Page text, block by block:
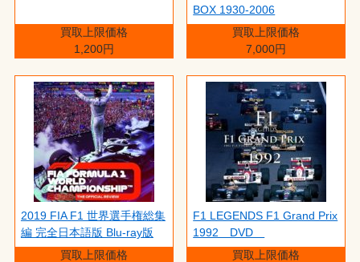
買取上限価格
1,200円
BOX 1930-2006
買取上限価格
7,000円
2019 FIA F1 世界選手権総集
編 完全日本語版 Blu-ray版
買取上限価格
F1 LEGENDS F1 Grand Prix
1992 DVD
買取上限価格